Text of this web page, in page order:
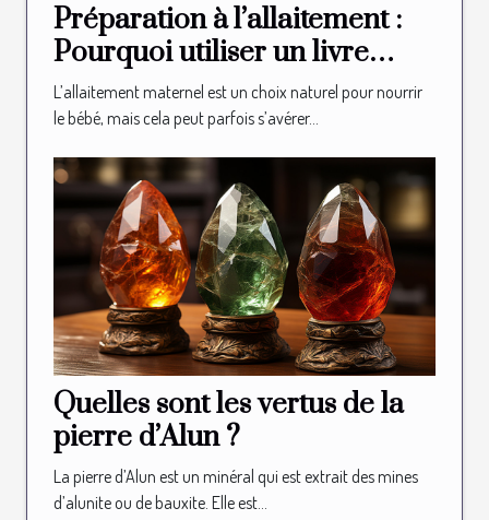
Préparation à l’allaitement :
Pourquoi utiliser un livre
illustré d’allaitement ?
L’allaitement maternel est un choix naturel pour nourrir
le bébé, mais cela peut parfois s’avérer...
Quelles sont les vertus de la
pierre d’Alun ?
La pierre d’Alun est un minéral qui est extrait des mines
d’alunite ou de bauxite. Elle est...